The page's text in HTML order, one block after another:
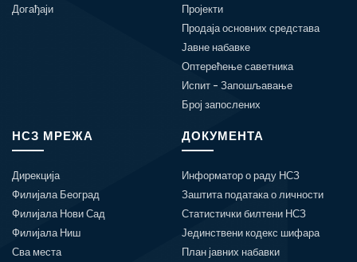
Догађаји
Пројекти
Продаја основних средстава
Јавне набавке
Оптерећење саветника
Испит - Запошљавање
Број запослених
НСЗ МРЕЖА
Дирекција
Филијала Београд
Филијала Нови Сад
Филијала Ниш
Сва места
ДОКУМЕНТА
Информатор о раду НСЗ
Заштита података о личности
Статистички билтени НСЗ
Јединствени кодекс шифара
План јавних набавки